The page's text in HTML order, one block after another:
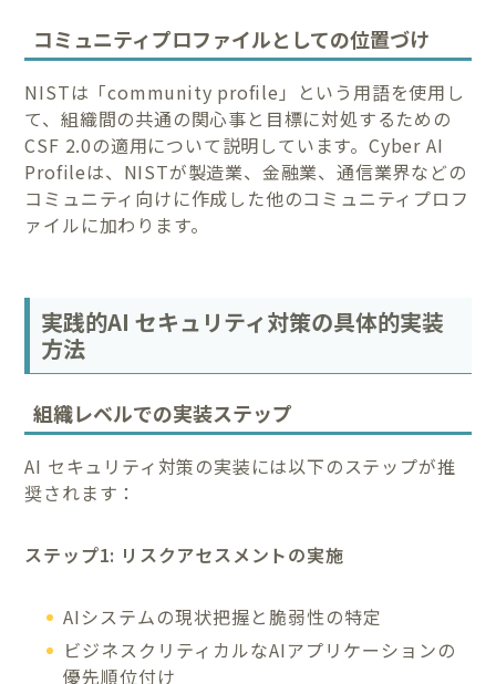
コミュニティプロファイルとしての位置づけ
NISTは「community profile」という用語を使用し
て、組織間の共通の関心事と目標に対処するための
CSF 2.0の適用について説明しています。Cyber AI
Profileは、NISTが製造業、金融業、通信業界などの
コミュニティ向けに作成した他のコミュニティプロフ
ァイルに加わります。
実践的AI セキュリティ対策の具体的実装
方法
組織レベルでの実装ステップ
AI セキュリティ対策の実装には以下のステップが推
奨されます：
ステップ1: リスクアセスメントの実施
AIシステムの現状把握と脆弱性の特定
ビジネスクリティカルなAIアプリケーションの
優先順位付け